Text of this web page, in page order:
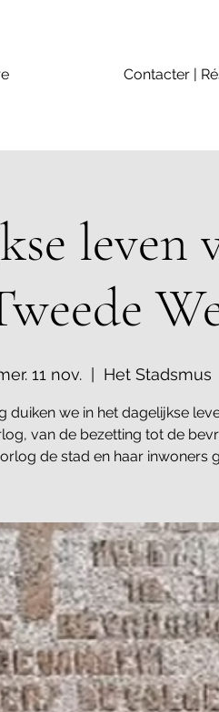
Contacter |
leven
11 nov. Het Stadsmus
duiken we in het dagelijkse
van de bezetting tot de
de stad en haar inwoners